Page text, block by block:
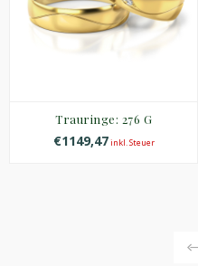
Trauringe: 276 G
€1149,47inkl. Steuer